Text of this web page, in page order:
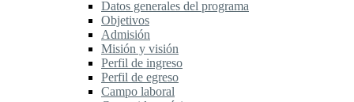
Datos generales del programa
Objetivos
Admisión
Misión y visión
Perfil de ingreso
Perfil de egreso
Campo laboral